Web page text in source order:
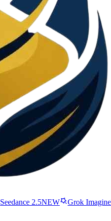
Seedance 2.5NEW Grok Imagine